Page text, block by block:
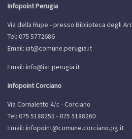
Infopoint Perugia
Via della Rupe - presso Biblioteca degli
Tel: 075 5772686
Email: iat@comune.perugia.it
Email: info@iat.perugia.it
Infopoint Corciano
Via Cornaletto 4/c - Corciano
Tel: 075 5188255 - 075 5188260
Email: infopoint@comune.corciano.pg.it